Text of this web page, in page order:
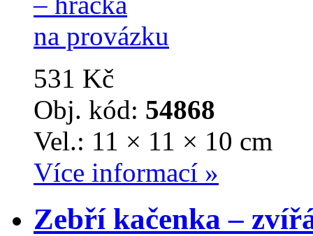
531 Kč
Obj. kód: 54868
Vel.: 11 × 11 × 10 cm
Více informací »
Zebří kačenka –